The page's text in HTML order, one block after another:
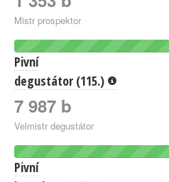
Mistr prospektor
Pivní
degustátor (115.)
7 987 b
Velmistr degustátor
Pivní